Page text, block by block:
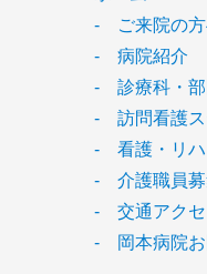
- ご来院の方
- 病院紹介
- 診療科・部
- 訪問看護ス
- 看護・リハ
- 介護職員募
- 交通アクセ
- 岡本病院お